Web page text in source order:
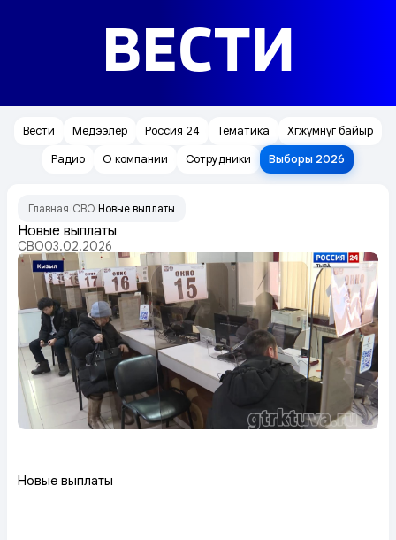
ВЕСТИ
Вести Медээлер Россия 24 Тематика
Хөгжүмнүг байыр
Радио
О компании Сотрудники Выборы 2026
Главная СВО Новые выплаты
Новые выплаты
СВО03.02.2026
Новые выплаты